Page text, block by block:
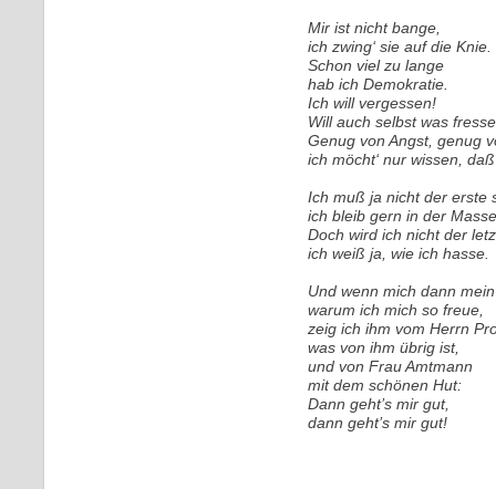
Mir ist nicht bange,
ich zwing‘ sie auf die Knie.
Schon viel zu lange
hab ich Demokratie.
Ich will vergessen!
Will auch selbst was
Genug von Angst, genug
ich möcht‘ nur wissen,
Ich muß ja nicht der erste
ich bleib gern in der
Doch wird ich nicht der
ich weiß ja, wie ich hasse.
Und wenn mich dann
warum ich mich so freue,
zeig ich ihm vom Herrn
was von ihm übrig ist,
und von Frau Amtmann
mit dem schönen Hut:
Dann geht’s mir gut,
dann geht’s mir gut!